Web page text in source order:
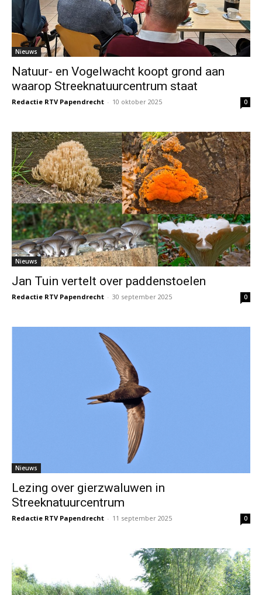
Nieuws
Natuur- en Vogelwacht koopt grond aan
waarop Streeknatuurcentrum staat
Redactie RTV Papendrecht - 10 oktober 2025 0
Nieuws
Jan Tuin vertelt over paddenstoelen
Redactie RTV Papendrecht - 30 september 2025 0
Nieuws
Lezing over gierzwaluwen in
Streeknatuurcentrum
Redactie RTV Papendrecht - 11 september 2025 0